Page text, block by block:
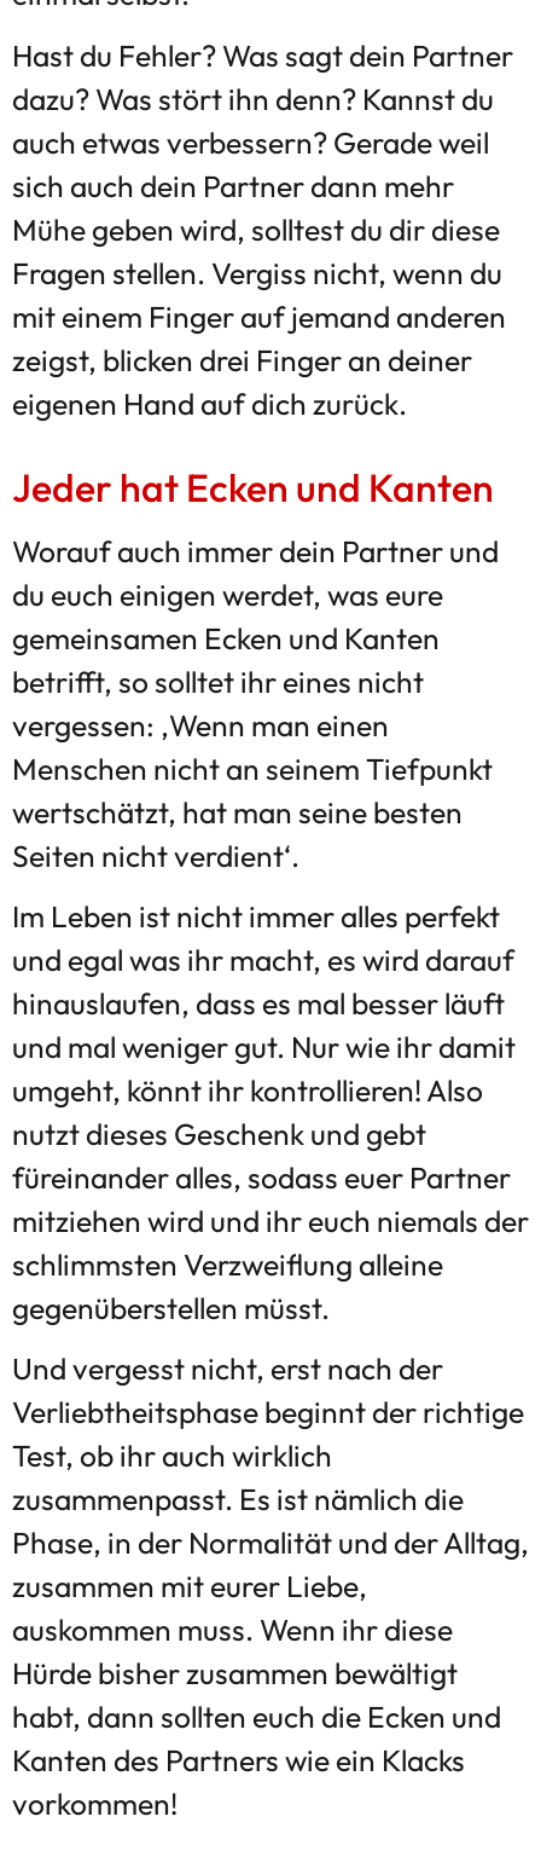
Hast du Fehler? Was sagt dein Partner
dazu? Was stört ihn denn? Kannst du
auch etwas verbessern? Gerade weil
sich auch dein Partner dann mehr
Mühe geben wird, solltest du dir diese
Fragen stellen. Vergiss nicht, wenn du
mit einem Finger auf jemand anderen
zeigst, blicken drei Finger an deiner
eigenen Hand auf dich zurück.
Jeder hat Ecken und Kanten
Worauf auch immer dein Partner und
du euch einigen werdet, was eure
gemeinsamen Ecken und Kanten
betrifft, so solltet ihr eines nicht
vergessen: ‚Wenn man einen
Menschen nicht an seinem Tiefpunkt
wertschätzt, hat man seine besten
Seiten nicht verdient‘.
Im Leben ist nicht immer alles perfekt
und egal was ihr macht, es wird darauf
hinauslaufen, dass es mal besser läuft
und mal weniger gut. Nur wie ihr damit
umgeht, könnt ihr kontrollieren! Also
nutzt dieses Geschenk und gebt
füreinander alles, sodass euer Partner
mitziehen wird und ihr euch niemals der
schlimmsten Verzweiflung alleine
gegenüberstellen müsst.
Und vergesst nicht, erst nach der
Verliebtheitsphase beginnt der richtige
Test, ob ihr auch wirklich
zusammenpasst. Es ist nämlich die
Phase, in der Normalität und der Alltag,
zusammen mit eurer Liebe,
auskommen muss. Wenn ihr diese
Hürde bisher zusammen bewältigt
habt, dann sollten euch die Ecken und
Kanten des Partners wie ein Klacks
vorkommen!